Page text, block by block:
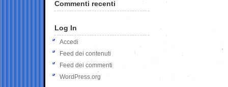
Commenti recenti
Log In
Accedi
Feed dei contenuti
Feed dei commenti
WordPress.org